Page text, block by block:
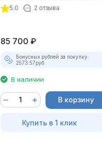
лицензий)
5.0 2 отзыва
85 700 ₽
Бонусных рублей за покупку:
2573.57руб.
В наличии
В корзину
Купить в 1 клик